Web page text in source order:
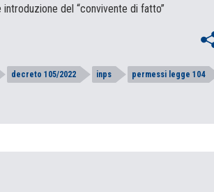
del “convivente di fatto”
decreto 105/2022 inps permessi legge 104